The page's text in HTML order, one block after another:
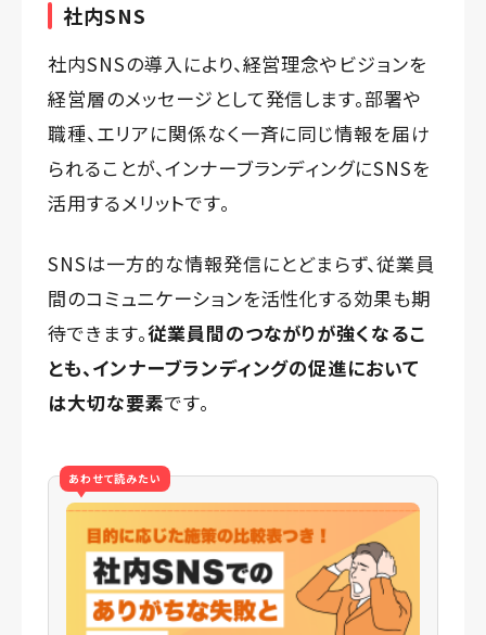
社内SNS
社内SNSの導入により、経営理念やビジョンを
経営層のメッセージとして発信します。部署や
職種、エリアに関係なく一斉に同じ情報を届け
られることが、インナーブランディングにSNSを
活用するメリットです。
SNSは一方的な情報発信にとどまらず、従業員
間のコミュニケーションを活性化する効果も期
待できます。従業員間のつながりが強くなるこ
とも、インナーブランディングの促進において
は大切な要素です。
あわせて読みたい